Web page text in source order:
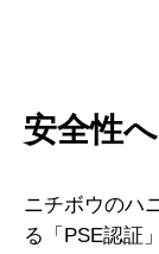
安全性
ニチボウのハ
る「PSE認証